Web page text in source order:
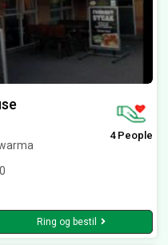
4 People
Ring og bestil